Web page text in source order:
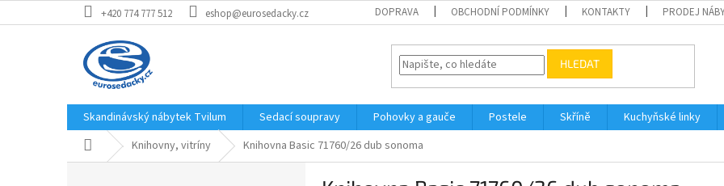
na
+420 774 777 512 eshop@eurosedacky.cz DOPRAVA OBCHODNÍ PODMÍNKY KONTAKTY PRODEJ
HLEDAT
Skandinávský nábytek Tvilum Sedací soupravy Pohovky a gauče Postele Skříně Kuchyňské linky
Domů Knihovny, vitríny Knihovna Basic 71760/26 dub sonoma